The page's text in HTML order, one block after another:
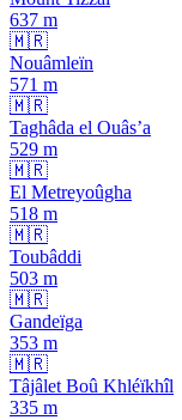
637 m
🇲🇷
Nouâmleïn
571 m
🇲🇷
Taghâda el Ouâs’a
529 m
🇲🇷
El Metreyoûgha
518 m
🇲🇷
Toubâddi
503 m
🇲🇷
Gandeïga
353 m
🇲🇷
Tâjâlet Boû Khléïkhîl
335 m